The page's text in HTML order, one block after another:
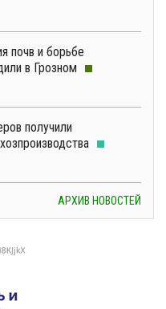
почв и борьбе
в Грозном
получили
АРХИВ НОВОСТЕЙ